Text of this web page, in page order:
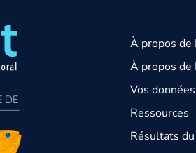
EST UN PROGRAMME DE
À propos de
À propos de
Vos
Ressources
Résultats